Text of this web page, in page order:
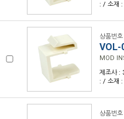
: / 소재 :
상품번
VOL-
MOD
제조사 :
: / 소재 :
상품번